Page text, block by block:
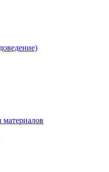
материалов